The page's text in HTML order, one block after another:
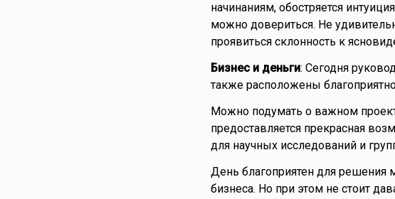
начинаниям, обостряется
можно довериться. Не
проявиться склонность к
Бизнес и деньги: Сегодня
также расположены
Можно подумать о важном
предоставляется прекрасная
для научных исследований и
День благоприятен для решения
бизнеса. Но при этом не стоит